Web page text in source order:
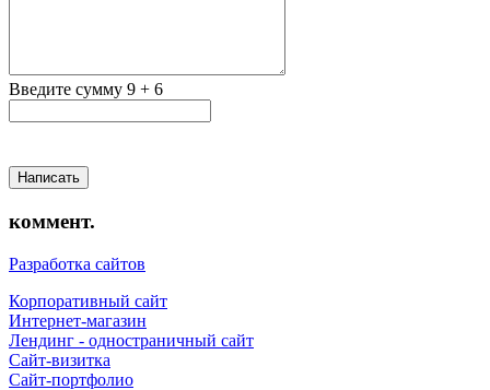
Введите сумму 9 + 6
Написать
коммент.
Разработка сайтов
Корпоративный сайт
Интернет-магазин
Лендинг - одностраничный сайт
Сайт-визитка
Сайт-портфолио